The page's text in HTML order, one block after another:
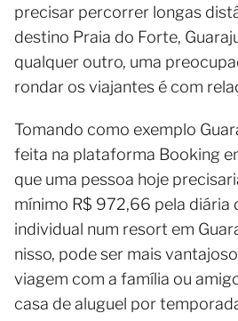
precisar percorrer longas
destino Praia do Forte,
qualquer outro, uma
rondar os viajantes é com
Tomando como exemplo
feita na plataforma Booking
que uma pessoa hoje
mínimo R$ 972,66 pela diária
individual num resort em
nisso, pode ser mais
viagem com a família ou
casa de aluguel por